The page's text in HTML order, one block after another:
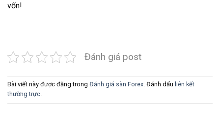
vốn!
Đánh giá post
Bài viết này được đăng trong Đánh giá sàn Forex . Đánh dấu liên kết
thường trực